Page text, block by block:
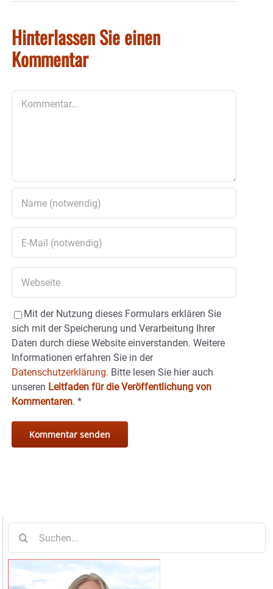
Hinterlassen Sie einen
Kommentar
Mit der Nutzung dieses Formulars erklären Sie
sich mit der Speicherung und Verarbeitung Ihrer
Daten durch diese Website einverstanden. Weitere
Informationen erfahren Sie in der
Datenschutzerklärung. Bitte lesen Sie hier auch
unseren Leitfaden für die Veröffentlichung von
Kommentaren. *
nach: